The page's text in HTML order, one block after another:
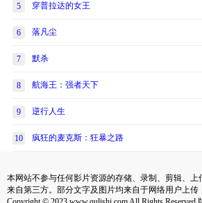
5 穿普拉达的女王
6 落凡尘
7 默杀
8 航海王：强者天下
9 逆行人生
10 疯狂的麦克斯：狂暴之路
本网站不参与任何影片资源的存储、录制、剪辑、上
来自第三方。部分文字及图片均来自于网络用户上传